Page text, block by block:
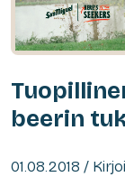
beerin
01.08.2018 /